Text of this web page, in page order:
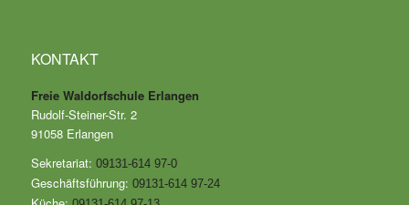
KONTAKT
Freie Waldorfschule Erlangen
Rudolf-Steiner-Str. 2
91058 Erlangen
Sekretariat: 09131-614 97-0
Geschäftsführung: 09131-614 97-24